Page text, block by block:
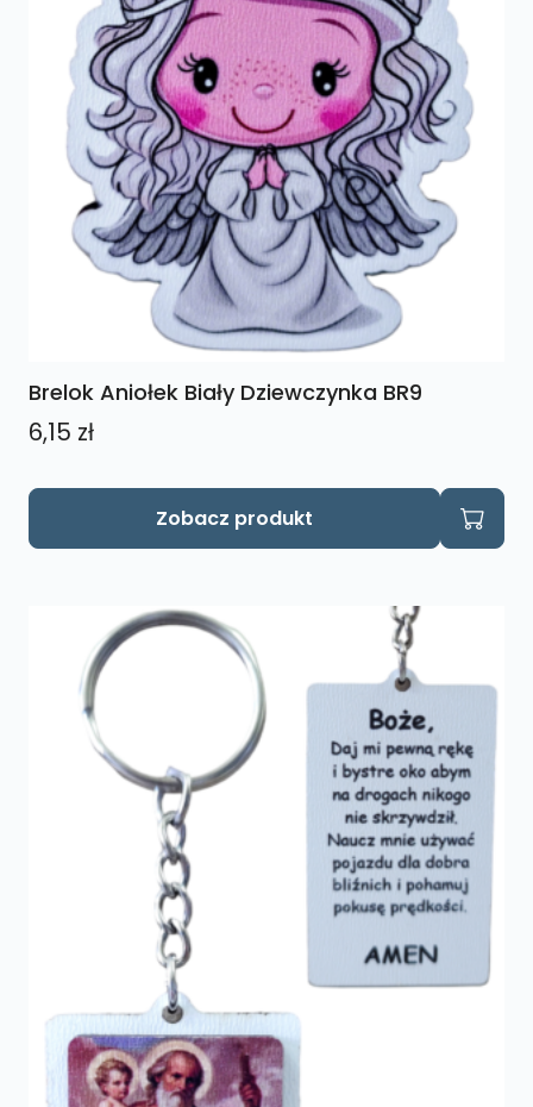
Brelok Aniołek Biały Dziewczynka BR9
6,15 zł
Zobacz produkt